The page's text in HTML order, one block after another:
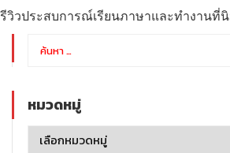
รีวิวประสบการณ์เรียนภาษาและทำงาน
หมวดหมู่